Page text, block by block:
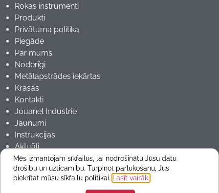
Rokas instrumenti
Produkti
Privātuma politika
Piegāde
Par mums
Noderīgi
Metālapstrādes iekārtas
Krāsas
Kontakti
Jouanel Industrie
Jaunumi
Instrukcijas
Aktuāli
Copyrights 2025 © ARMmetals
Mēs izmantojam sīkfailus, lai nodrošinātu Jūsu datu
drošību un uzticamību. Turpinot pārlūkošanu, Jūs
piekrītat mūsu sīkfailu politikai.
Lasīt vairāk.